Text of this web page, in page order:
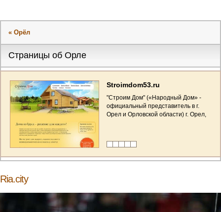
« Орёл
Страницы об Орле
Stroimdom53.ru
"Строим Дом" («Народный Дом» -
официальный представитель в г.
Орел и Орловской области) г. Орел,
Ria.city